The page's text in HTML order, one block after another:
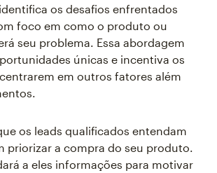
os desafios enfrentados
foco em como o produto ou
seu problema. Essa abordagem
únicas e incentiva os
em outros fatores além
os leads qualificados entendam
priorizar a compra do seu produto.
a eles informações para motivar